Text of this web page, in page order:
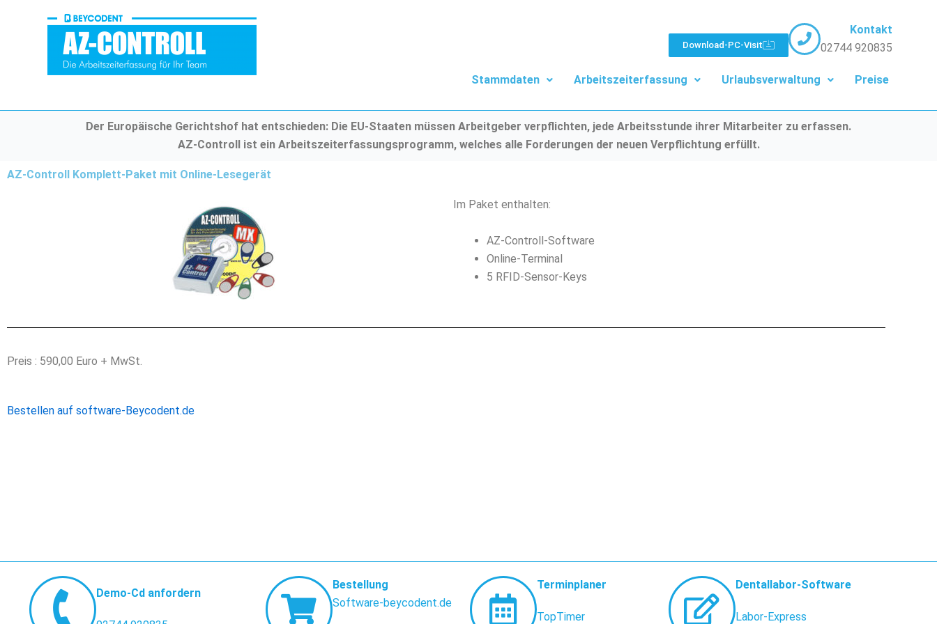
Download-PC-Visit
Kontakt
02744 920835
Stammdaten Arbeitszeiterfassung Urlaubsverwaltung Preise
Der Europäische Gerichtshof hat entschieden: Die EU-Staaten müssen Arbeitgeber verpflichten, jede Arbeitsstunde ihrer Mitarbeiter zu erfassen.
AZ-Controll ist ein Arbeitszeiterfassungsprogramm, welches alle Forderungen der neuen Verpflichtung erfüllt.
AZ-Controll Komplett-Paket mit Online-Lesegerät
Im Paket enthalten:
AZ-Controll-Software
Online-Terminal
5 RFID-Sensor-Keys
Preis : 590,00 Euro + MwSt.
Bestellen auf software-Beycodent.de
Demo-Cd anfordern
Bestellung
Software-beycodent.de
Terminplaner
TopTimer
Dentallabor-Software
Labor-Express